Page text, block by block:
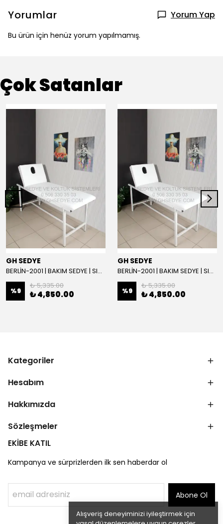
Alışveriş deneyiminizi iyileştirmek için
Yorumlar Yorum Yap
Bu ürün için henüz yorum yapılmamış.
Çok Satanlar
GH SEDYE
BERLİN-2001 | BAKIM SEDYE | SIRT AYARLI | BEYAZ
%9
₺ 5,335.00
₺ 4,850.00
GH SEDYE
BERLİN-2001 | BAKIM SEDYE | SIRT AYARLI
%9
₺ 5,335.00
₺ 4,850.00
Kategoriler
Hesabım
Hakkımızda
Sözleşmeler
EKİBE KATIL
Kampanya ve sürprizlerden ilk sen haberdar ol
Abone Ol